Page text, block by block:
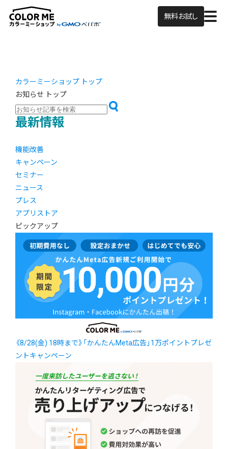
無料お試し
カラーミーショップ トップ
お知らせ トップ
最新情報
機能改善
キャンペーン
セミナー
ニュース
プレス
アプリストア
ピックアップ
《8/28(金) 18時まで》「かんたんMeta広告」1万ポイントプレゼ
ントキャンペーン